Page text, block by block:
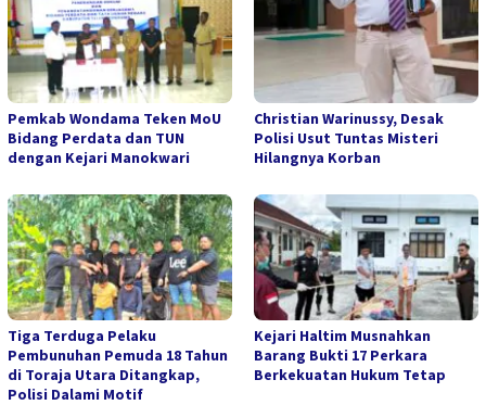
Pemkab Wondama Teken MoU
Bidang Perdata dan TUN
dengan Kejari Manokwari
Christian Warinussy, Desak
Polisi Usut Tuntas Misteri
Hilangnya Korban
Tiga Terduga Pelaku
Pembunuhan Pemuda 18 Tahun
di Toraja Utara Ditangkap,
Polisi Dalami Motif
Kejari Haltim Musnahkan
Barang Bukti 17 Perkara
Berkekuatan Hukum Tetap